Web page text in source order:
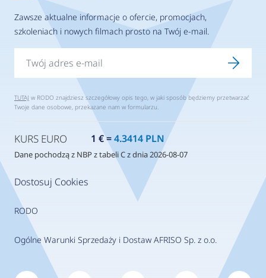
Dostosuj Cookies
RODO
Ogólne Warunki Sprzedaży i Dostaw AFRISO Sp. z o.o.
Zawsze aktualne informacje o ofercie, promocjach,
szkoleniach i nowych filmach prosto na Twój e-mail.
TUTAJ w RODO znajdziesz szczegółowy opis tego, w jaki sposób będziemy przetwarzać
Twoje dane osobowe, przekazane nam w formularzu.
KURS EURO 1 € =4.3414 PLN
Dane pochodzą z NBP z tabeli C z dnia 2026-08-07